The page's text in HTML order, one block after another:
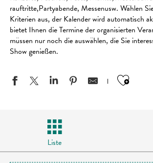
rauftritte,Partyabende, Messenusw. Wählen
Kriterien aus, der Kalender wird automatisch
bietet Ihnen die Termine der organisierten
müssen nur noch die auswählen, die Sie
Show genießen.
Liste